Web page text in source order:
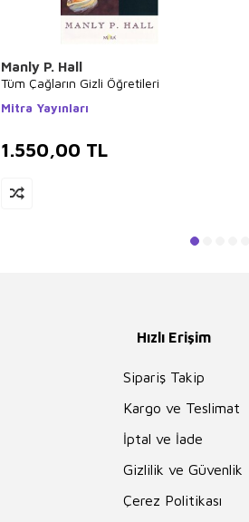
Manly P. Hall
Tüm Çağların Gizli Öğretileri
Mitra Yayınları
1.550,00 TL
Hızlı Erişim
Sipariş Takip
Kargo ve Teslimat
İptal ve İade
Gizlilik ve Güvenlik
Çerez Politikası